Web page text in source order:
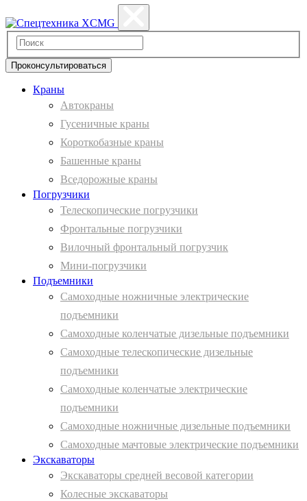
Проконсультироваться
Краны
Автокраны
Гусеничные краны
Короткобазные краны
Башенные краны
Вcедорожные краны
Погрузчики
Телескопические погрузчики
Фронтальные погрузчики
Вилочный фронтальный погрузчик
Мини-погрузчики
Подъемники
Самоходные ножничные электрические
подъемники
Самоходные коленчатые дизельные подъемники
Самоходные телескопические дизельные
подъемники
Самоходные коленчатые электрические
подъемники
Самоходные ножничные дизельные подъемники
Самоходные мачтовые электрические подъемники
Экскаваторы
Экскаваторы средней весовой категории
Колесные экскаваторы